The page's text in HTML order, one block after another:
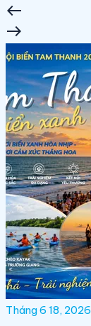
west
east
Tháng 6 18, 2026